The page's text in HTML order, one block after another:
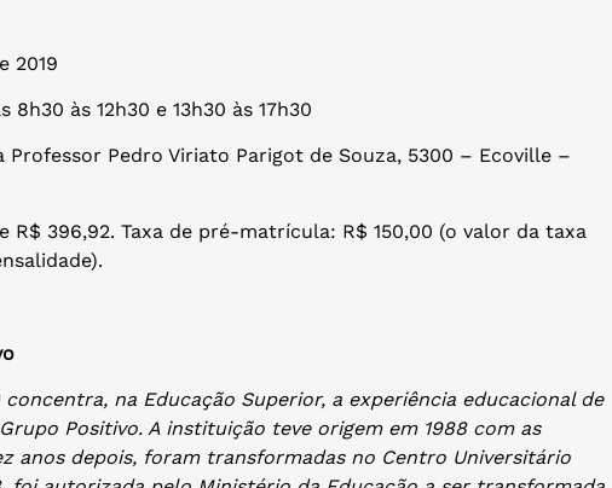
2019
às 12h30 e 13h30 às 17h30
Professor Pedro Viriato Parigot de Souza, 5300 – Ecoville –
R$ 396,92. Taxa de pré-matrícula: R$ 150,00 (o valor da taxa
concentra, na Educação Superior, a experiência educacional de
Positivo. A instituição teve origem em 1988 com as
anos depois, foram transformadas no Centro Universitário